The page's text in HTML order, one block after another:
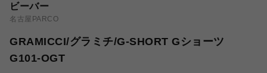
ビーバー
名古屋PARCO
GRAMICCI/グラミチ/G-SHORT Gショーツ
G101-OGT